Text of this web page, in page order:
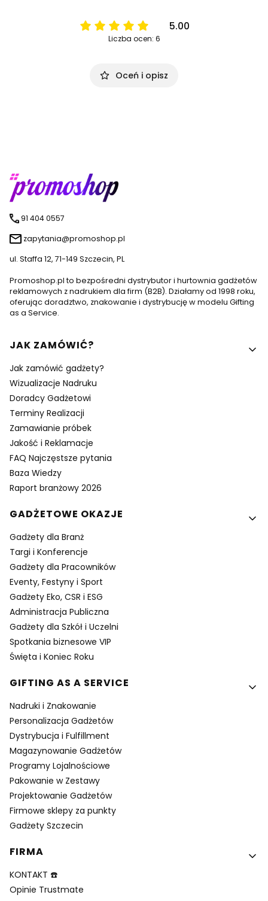
5.00
Liczba ocen: 6
Oceń i opisz
91 404 0557
zapytania@promoshop.pl
ul. Staffa 12, 71-149 Szczecin, PL
Promoshop.pl to bezpośredni dystrybutor i hurtownia gadżetów
reklamowych z nadrukiem dla firm (B2B). Działamy od 1998 roku,
oferując doradztwo, znakowanie i dystrybucję w modelu Gifting
as a Service.
Linki w stopce
JAK ZAMÓWIĆ?
Jak zamówić gadżety?
Wizualizacje Nadruku
Doradcy Gadżetowi
Terminy Realizacji
Zamawianie próbek
Jakość i Reklamacje
FAQ Najczęstsze pytania
Baza Wiedzy
Raport branżowy 2026
GADŻETOWE OKAZJE
Gadżety dla Branż
Targi i Konferencje
Gadżety dla Pracowników
Eventy, Festyny i Sport
Gadżety Eko, CSR i ESG
Administracja Publiczna
Gadżety dla Szkół i Uczelni
Spotkania biznesowe VIP
Święta i Koniec Roku
GIFTING AS A SERVICE
Nadruki i Znakowanie
Personalizacja Gadżetów
Dystrybucja i Fulfillment
Magazynowanie Gadżetów
Programy Lojalnościowe
Pakowanie w Zestawy
Projektowanie Gadżetów
Firmowe sklepy za punkty
Gadżety Szczecin
FIRMA
KONTAKT ☎️
Opinie Trustmate